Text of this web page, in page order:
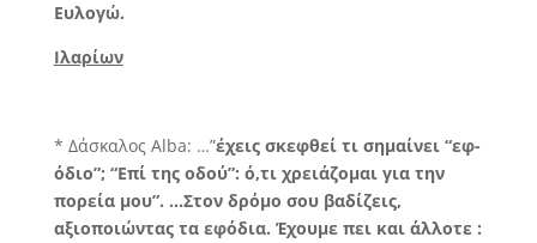
Ευλογώ.
Ιλαρίων
* Δάσκαλος Alba: …”έχεις σκεφθεί τι σημαίνει “εφ-
όδιο”; “Επί της οδού”: ό,τι χρειάζομαι για την
πορεία μου”. …Στον δρόμο σου βαδίζεις,
αξιοποιώντας τα εφόδια. Έχουμε πει και άλλοτε :